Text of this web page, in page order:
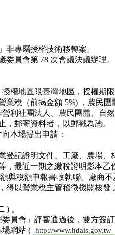
專屬授權技術移轉案。
員會第 78 次會議決議辦理。
權地區限臺灣地區，授權期
業稅（前揭金額 5%) ，農民
利社團法人、農民團體、自
，郵寄資料者，以郵戳為憑。
本場提出申請：
登記證明文件、工廠、農場
，最近一期之繳稅證明影本
與稅額申報書收執聯。廠商
得以營業稅主管稽徵機關核
) 。
員會」評審通過後，雙方簽
網站 ( http://www.hdais.gov.tw